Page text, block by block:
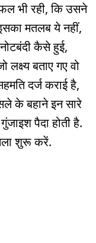
भी रही, कि उसने
मतलब ये नहीं,
कैसे हुई,
बताए गए वो
दर्ज कराई है,
के बहाने इन सारे
पैदा होती है.
शुरू करें.